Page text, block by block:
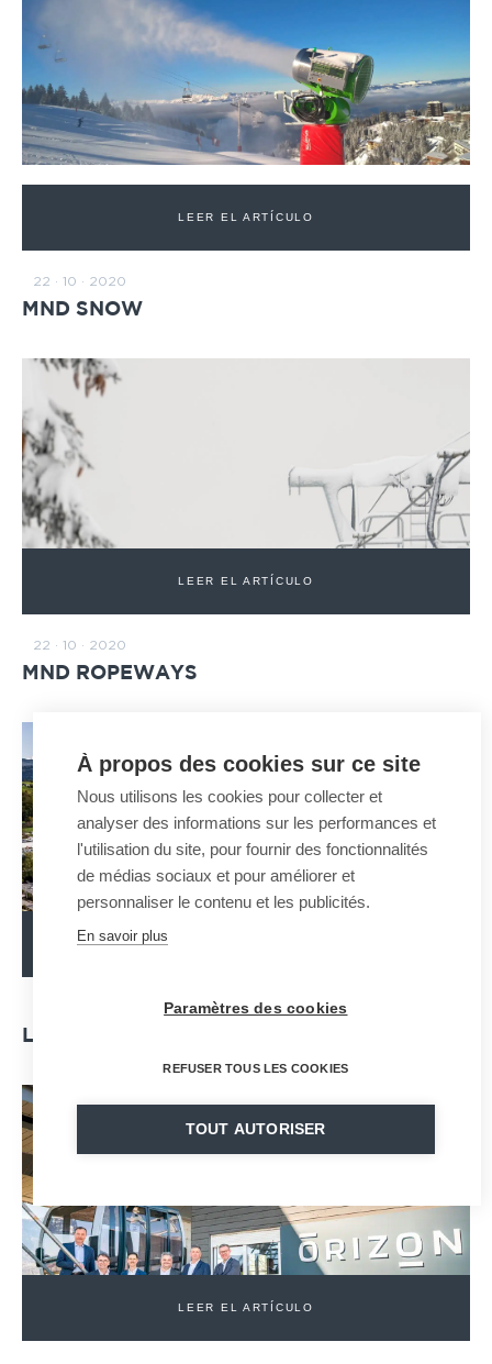
LEER EL ARTÍCULO
22 · 10 · 2020
MND SNOW
LEER EL ARTÍCULO
22 · 10 · 2020
MND ROPEWAYS
LEGAL NOTICE
LEER EL ARTÍCULO
À propos des cookies sur ce site
Nous utilisons les cookies pour collecter et
analyser des informations sur les performances et
l'utilisation du site, pour fournir des fonctionnalités
de médias sociaux et pour améliorer et
personnaliser le contenu et les publicités.
En savoir plus
Paramètres des cookies
REFUSER TOUS LES COOKIES
TOUT AUTORISER